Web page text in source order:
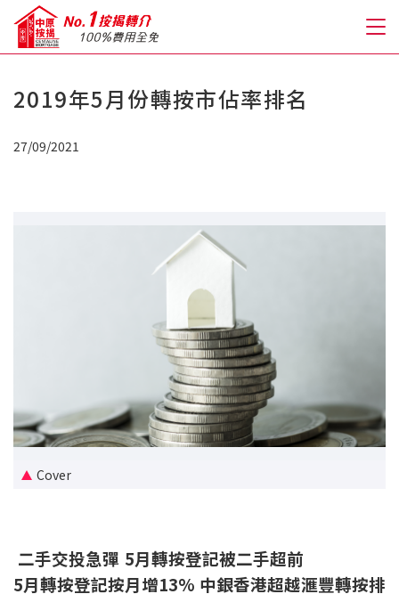
關於我們
新盤優越按揭優惠
中原按揭標籤優惠
按揭工具
2019年5月份轉按市佔率排名
27/09/2021
Cover
二手交投急彈 5月轉按登記被二手超前
5月轉按登記按月增13% 中銀香港超越滙豐轉按排